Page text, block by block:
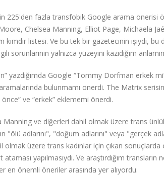
225'den fazla transfobik Google arama önerisi
Chelsea Manning, Elliot Page, Michaela
kimdir listesi. Ve bu tek bir gazetecinin işiydi,
sorunlarının yalnızca yüzeyini kazıdığım
yazdığımda Google “Tommy Dorfman erkek
bulunmamı önerdi. The Matrix
ve “erkek” eklememi önerdi.
ve diğerleri dahil olmak üzere trans
adlarını", "doğum adlarını" veya "gerçek
üzere trans kadınlar için çıkan
yapılmasıydı. Ve araştırdığım transların
en önemli öneriler arasında yer alıyordu.